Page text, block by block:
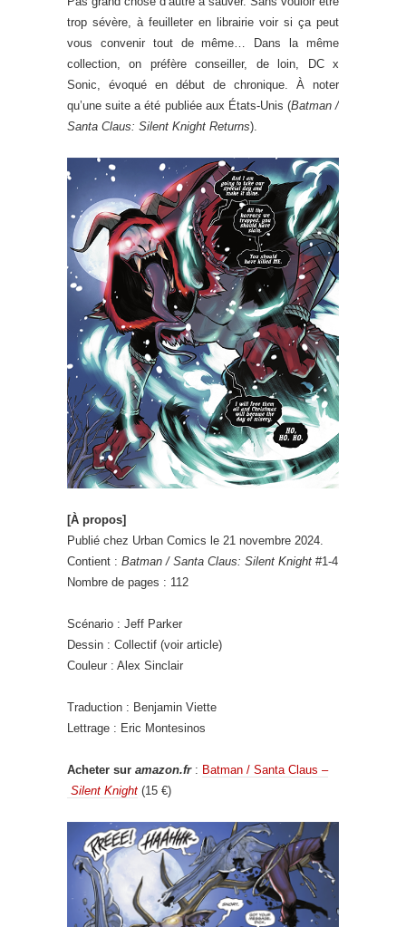
trop sévère, à feuilleter en librairie voir si ça peut
vous convenir tout de même… Dans la même
collection, on préfère conseiller, de loin, DC x
Sonic, évoqué en début de chronique. À noter
qu’une suite a été publiée aux États-Unis (Batman /
Santa Claus: Silent Knight Returns).
[À propos]
Publié chez Urban Comics le 21 novembre 2024.
Contient : Batman / Santa Claus: Silent Knight #1-4
Nombre de pages : 112
Scénario : Jeff Parker
Dessin : Collectif (voir article)
Couleur : Alex Sinclair
Traduction : Benjamin Viette
Lettrage : Eric Montesinos
Acheter sur amazon.fr: Batman / Santa Claus –
Silent Knight (15 €)